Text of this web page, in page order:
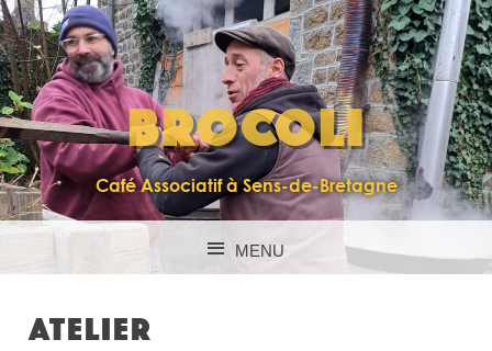
BROCOLI
Café Associatif à Sens-de-Bretagne
MENU
ATELIER